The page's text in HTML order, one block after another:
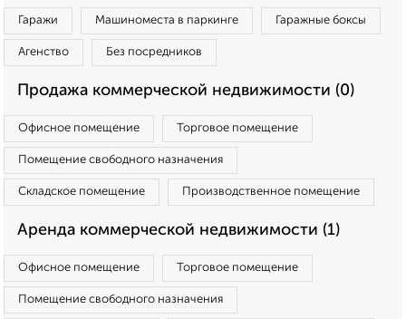
Гаражи Машиноместа в паркинге Гаражные боксы
Агенство Без посредников
Продажа коммерческой недвижимости (0)
Офисное помещение Торговое помещение
Помещение свободного назначения
Складское помещение Производственное помещение
Аренда коммерческой недвижимости (1)
Офисное помещение Торговое помещение
Помещение свободного назначения